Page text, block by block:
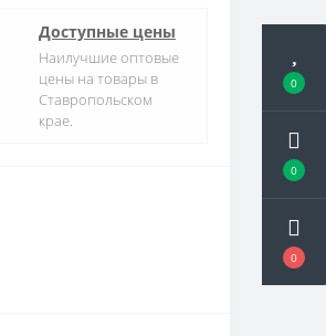
0
0
0
Доступные цены
Наилучшие оптовые
цены на товары в
Ставропольском
крае.